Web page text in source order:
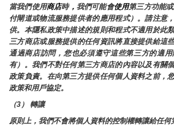
當我們使用商店時， 我們可能會使用第三方功能
付閘道或物流服務提供者的應用程式）。請注意
供。本隱私政策中描述的規則和程式不適用於此
三方商店或服務提供的任何資訊將直接提供給這
通過商店訪問，您也必須遵守這些第三方的適
有）。我們不對任何第三方商店的內容以及有關
政策負責。在向第三方提供任何個人資料之前，
政策和用戶協定。
（3） 轉讓
原則上，我們不會將個人資料的控制權轉讓給任何